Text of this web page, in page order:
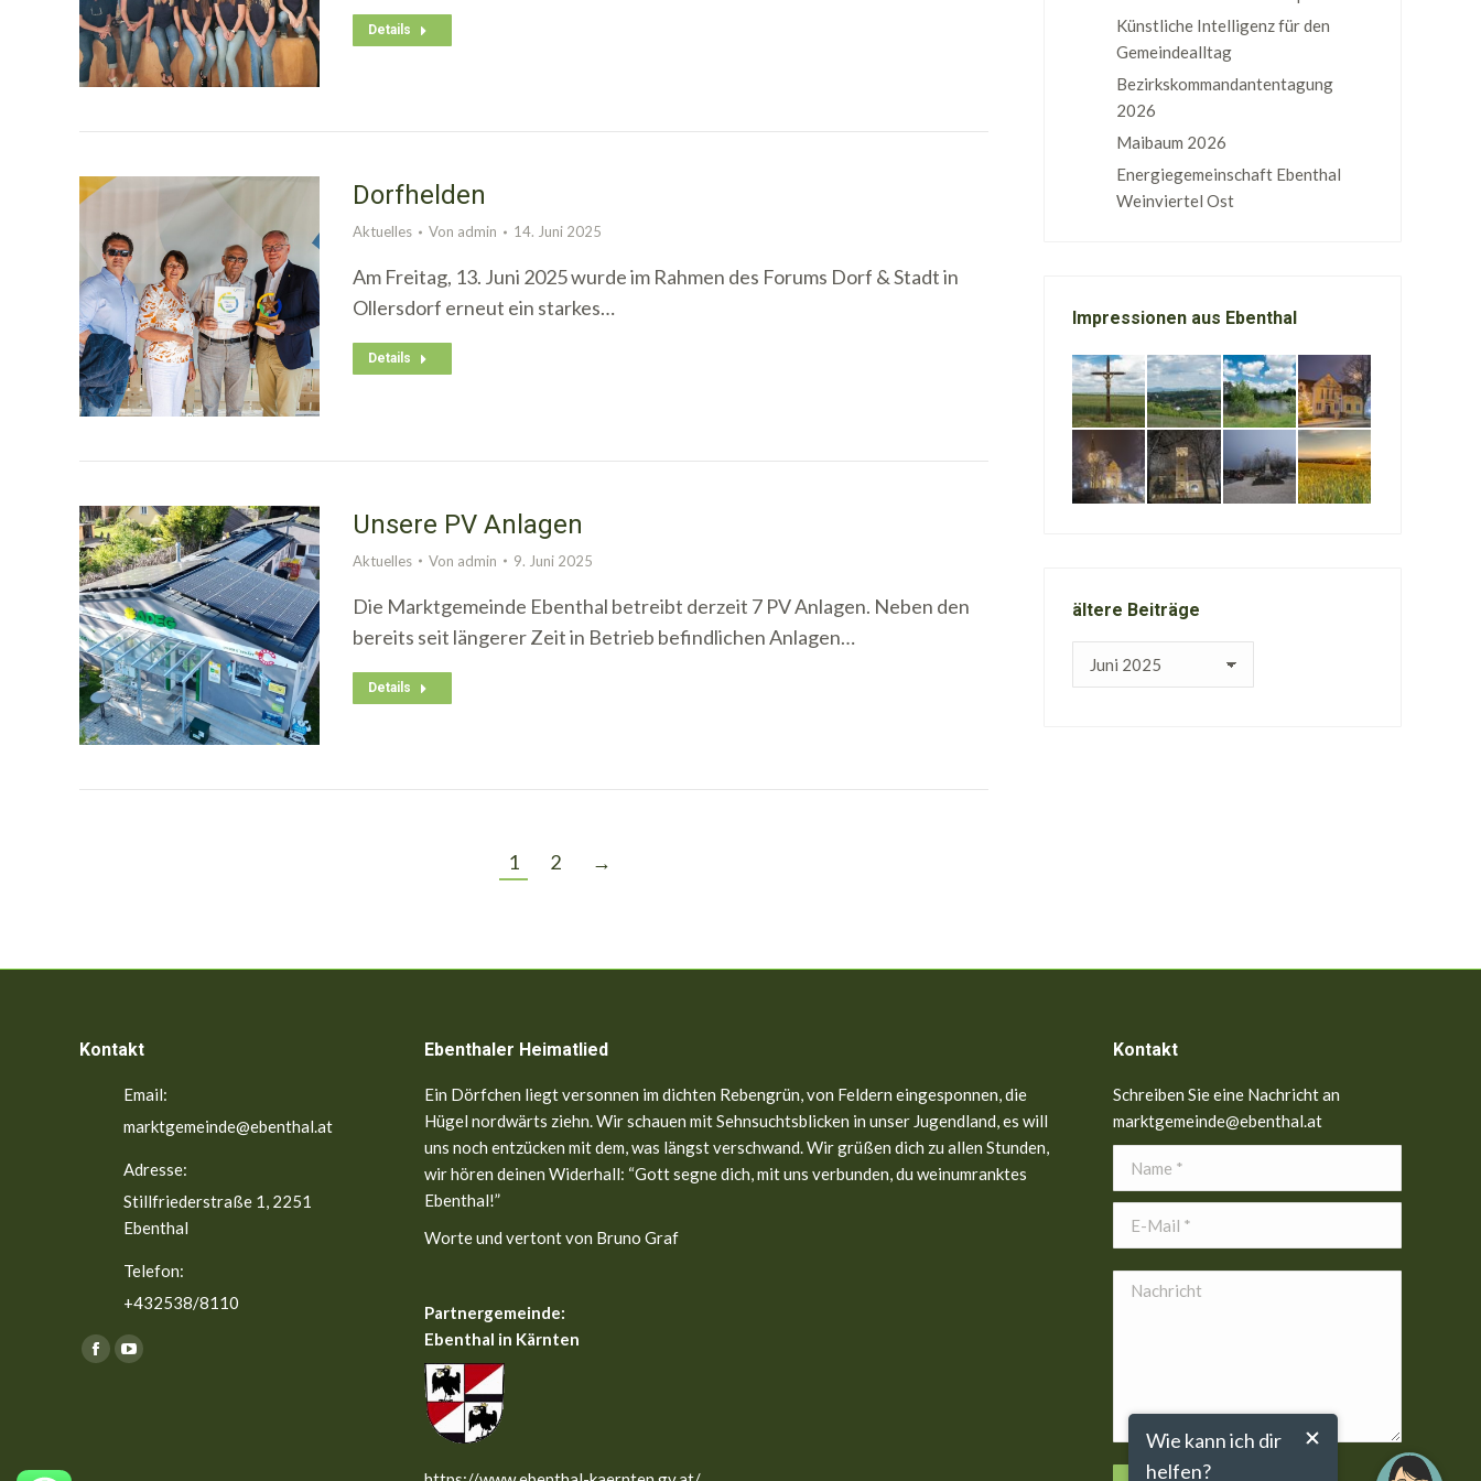
Details
Dorfhelden
Aktuelles Von admin 14. Juni 2025
Am Freitag, 13. Juni 2025 wurde im Rahmen des Forums Dorf & Stadt in
Ollersdorf erneut ein starkes…
Details
Unsere PV Anlagen
Aktuelles Von admin 9. Juni 2025
Die Marktgemeinde Ebenthal betreibt derzeit 7 PV Anlagen. Neben den
bereits seit längerer Zeit in Betrieb befindlichen Anlagen…
Details
1 2 →
Künstliche Intelligenz für den
Gemeindealltag
Bezirkskommandantentagung
2026
Maibaum 2026
Energiegemeinschaft Ebenthal
Weinviertel Ost
Impressionen aus Ebenthal
ältere Beiträge
Kontakt
Email:
marktgemeinde@ebenthal.at
Adresse:
Stillfriederstraße 1, 2251
Ebenthal
Telefon:
+432538/8110
Finden Sie uns auf:
FacebookYouTube
Ebenthaler Heimatlied
Ein Dörfchen liegt versonnen im dichten Rebengrün, von Feldern eingesponnen, die
Hügel nordwärts ziehn. Wir schauen mit Sehnsuchtsblicken in unser Jugendland, es will
uns noch entzücken mit dem, was längst verschwand. Wir grüßen dich zu allen Stunden,
wir hören deinen Widerhall: “Gott segne dich, mit uns verbunden, du weinumranktes
Ebenthal!”
Worte und vertont von Bruno Graf
Partnergemeinde:
Ebenthal in Kärnten
Kontakt
Schreiben Sie eine Nachricht an
marktgemeinde@ebenthal.at
Name *
E-Mail *
Nachricht
Wie kann ich dir
helfen?